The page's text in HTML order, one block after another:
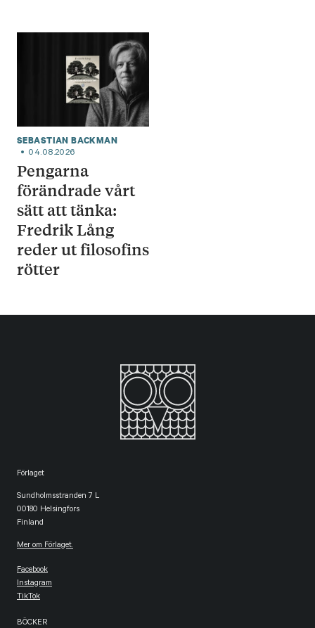
SEBASTIAN BACKMAN
04.08.2026
Pengarna
förändrade vårt
sätt att tänka:
Fredrik Lång
reder ut filosofins
rötter
Förlaget
Sundholmsstranden 7 L
00180 Helsingfors
Finland
Mer om Förlaget.
Facebook
Instagram
TikTok
BÖCKER